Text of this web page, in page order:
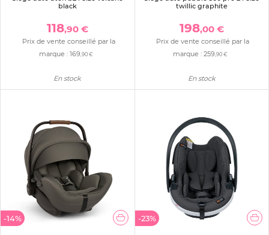
black
118,90 €
Prix de vente conseillé par la
marque :169,90 €
En stock
twillic graphite
198,00 €
Prix de vente conseillé par la
marque :259,90 €
En stock
-14% -23%